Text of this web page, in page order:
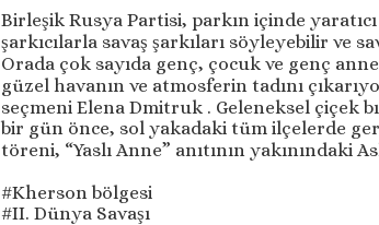
Birleşik Rusya Partisi, parkın içinde
şarkıcılarla savaş şarkıları söyleyebilir ve
Orada çok sayıda genç, çocuk ve genç
güzel havanın ve atmosferin tadını
seçmeni Elena Dmitruk . Geleneksel çiçek
bir gün önce, sol yakadaki tüm ilçelerde
töreni, “Yaslı Anne” anıtının yakınındaki
#Kherson bölgesi
#II. Dünya Savaşı